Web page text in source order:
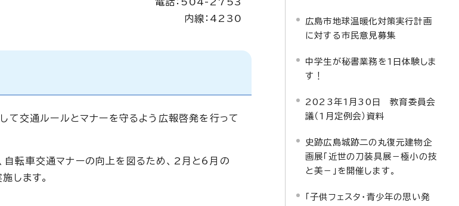
内線：4230
て交通ルールとマナーを守るよう広報啓発を行って
自転車交通マナーの向上を図るため、2月と6月の
します。
広島市地球温暖化対策実行計画
に対する市民意見募集
中学生が秘書業務を1日体験しま
す！
2023年1月30日 教育委員会
議（1月定例会）資料
史跡広島城跡二の丸復元建物企
画展「近世の刀装具展－極小の技
と美－」を開催します。
「子供フェスタ・青少年の思い発